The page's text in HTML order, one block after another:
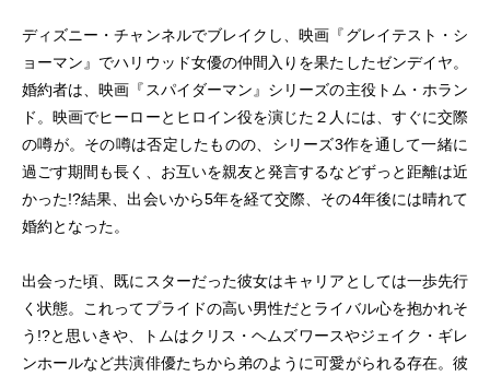
ディズニー・チャンネルでブレイクし、映画『グレイテスト・シ
ョーマン』でハリウッド女優の仲間入りを果たしたゼンデイヤ。
婚約者は、映画『スパイダーマン』シリーズの主役トム・ホラン
ド。映画でヒーローとヒロイン役を演じた２人には、すぐに交際
の噂が。その噂は否定したものの、シリーズ3作を通して一緒に
過ごす期間も長く、お互いを親友と発言するなどずっと距離は近
かった!?結果、出会いから5年を経て交際、その4年後には晴れて
婚約となった。
出会った頃、既にスターだった彼女はキャリアとしては一歩先行
く状態。これってプライドの高い男性だとライバル心を抱かれそ
う!?と思いきや、トムはクリス・ヘムズワースやジェイク・ギレ
ンホールなど共演俳優たちから弟のように可愛がられる存在。彼